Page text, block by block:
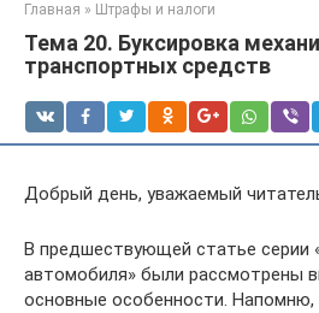
Главная » Штрафы и налоги
Тема 20. Буксировка
транспортных средств
Добрый день, уважаемый
В предшествующей статье серии
автомобиля» были рассмотрены
основные особенности. Напомню,